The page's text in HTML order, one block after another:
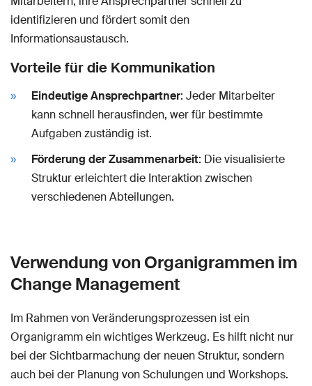
identifizieren und fördert somit den
Informationsaustausch.
Vorteile für die Kommunikation
Eindeutige Ansprechpartner: Jeder Mitarbeiter
kann schnell herausfinden, wer für bestimmte
Aufgaben zuständig ist.
Förderung der Zusammenarbeit: Die visualisierte
Struktur erleichtert die Interaktion zwischen
verschiedenen Abteilungen.
Verwendung von Organigrammen im
Change Management
Im Rahmen von Veränderungsprozessen ist ein
Organigramm ein wichtiges Werkzeug. Es hilft nicht nur
bei der Sichtbarmachung der neuen Struktur, sondern
auch bei der Planung von Schulungen und Workshops.